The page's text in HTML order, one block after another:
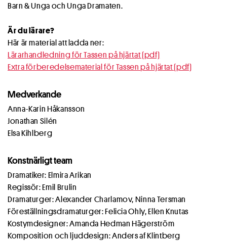
Barn & Unga och Unga Dramaten.
Är du lärare?
Här är material att ladda ner:
Lärarhandledning för Tassen på hjärtat (pdf)
Extra förberedelsematerial för Tassen på hjärtat (pdf)
Medverkande
Anna-Karin Håkansson
Jonathan Silén
Elsa Kihlberg
Konstnärligt team
Dramatiker: Elmira Arikan
Regissör: Emil Brulin
Dramaturger: Alexander Charlamov, Ninna Tersman
Föreställningsdramaturger: Felicia Ohly, Ellen Knutas
Kostymdesigner: Amanda Hedman Hägerström
Komposition och ljuddesign: Anders af Klintberg